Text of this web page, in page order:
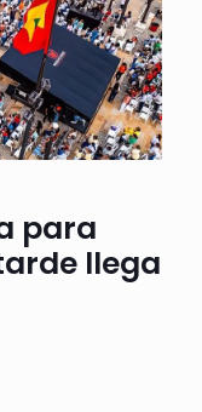
para
llega